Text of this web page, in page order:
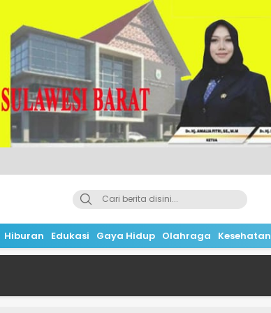
Hiburan Edukasi Gaya Hidup Olahraga Kesehatan